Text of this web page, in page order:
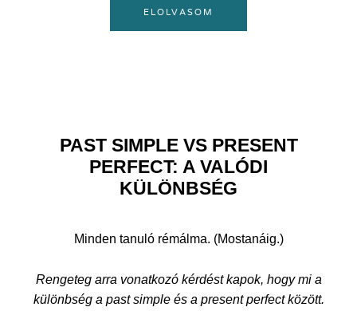
ELOLVASOM
PAST SIMPLE VS PRESENT
PERFECT: A VALÓDI
KÜLÖNBSÉG
Minden tanuló rémálma. (Mostanáig.)
Rengeteg arra vonatkozó kérdést kapok, hogy mi a
különbség a past simple és a present perfect között.